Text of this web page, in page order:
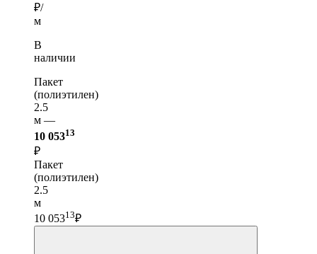
₽/
м
В
наличии
Пакет
(полиэтилен)
2.5
м —
10 05313
₽
Пакет
(полиэтилен)
2.5
м
10 05313₽